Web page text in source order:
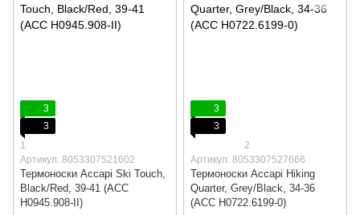
3
3
1
Артикул: 8053307521602
Термоноски Accapi Ski Touch,
Black/Red, 39-41 (ACC
H0945.908-II)
3
3
2
Артикул: 8053307527666
Термоноски Accapi Hiking
Quarter, Grey/Black, 34-36
(ACC H0722.6199-0)